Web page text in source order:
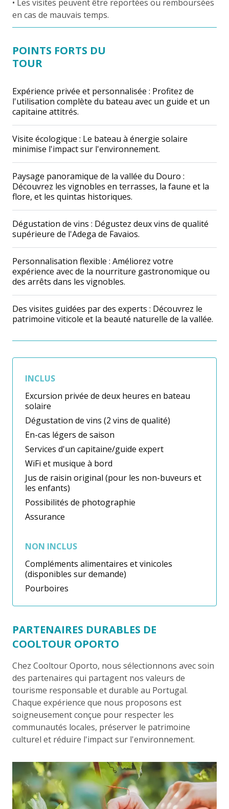
• Les visites peuvent être reportées ou remboursées
en cas de mauvais temps.
POINTS FORTS DU
TOUR
Expérience privée et personnalisée : Profitez de
l'utilisation complète du bateau avec un guide et un
capitaine attitrés.
Visite écologique : Le bateau à énergie solaire
minimise l'impact sur l'environnement.
Paysage panoramique de la vallée du Douro :
Découvrez les vignobles en terrasses, la faune et la
flore, et les quintas historiques.
Dégustation de vins : Dégustez deux vins de qualité
supérieure de l'Adega de Favaios.
Personnalisation flexible : Améliorez votre
expérience avec de la nourriture gastronomique ou
des arrêts dans les vignobles.
Des visites guidées par des experts : Découvrez le
patrimoine viticole et la beauté naturelle de la vallée.
INCLUS
Excursion privée de deux heures en bateau
solaire
Dégustation de vins (2 vins de qualité)
En-cas légers de saison
Services d'un capitaine/guide expert
WiFi et musique à bord
Jus de raisin original (pour les non-buveurs et
les enfants)
Possibilités de photographie
Assurance
NON INCLUS
Compléments alimentaires et vinicoles
(disponibles sur demande)
Pourboires
PARTENAIRES DURABLES DE
COOLTOUR OPORTO
Chez Cooltour Oporto, nous sélectionnons avec soin
des partenaires qui partagent nos valeurs de
tourisme responsable et durable au Portugal.
Chaque expérience que nous proposons est
soigneusement conçue pour respecter les
communautés locales, préserver le patrimoine
culturel et réduire l'impact sur l'environnement.